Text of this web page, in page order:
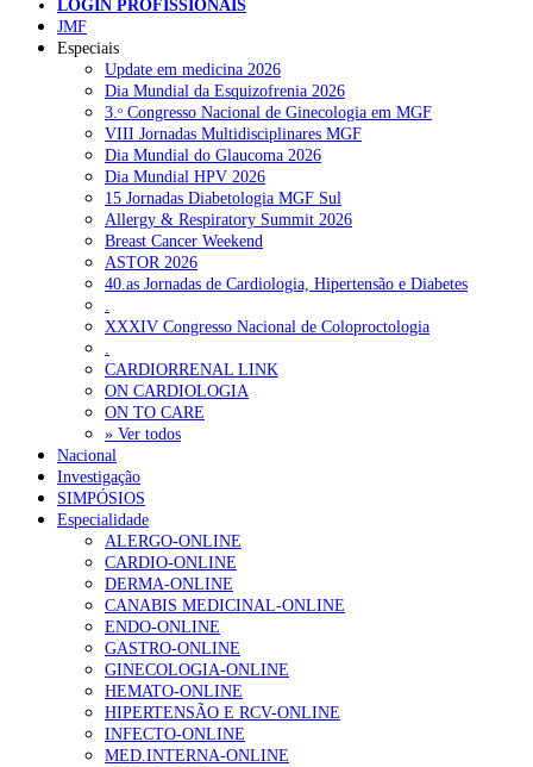
NOTÍCIAS RECENTES
Portugal está a formar os médicos de que precisa? 6 de Agosto,
Estudantes de Medicina representados na 79.ª World Health
Assembly 6 de Agosto, 2026
SCORA X-Change Portugal promove formação internacional
em saúde sexual e reprodutiva 6 de Agosto, 2026
ANEM reúne com coordenador do Pacto Estratégico para a
Saúde
Sindicato diz que nova carreira de médicos dentistas reforça
estabilidade no SNS
NOTÍCIAS MAIS LIDAS
Enfermagem Forense. “Da urgência ao tribunal, cada
gesto conta e cada profissional faz a diferença”
202 visualizações
Alguns milhares de utentes podem ficar sem médico de
família com nova regras do registo, alerta associação
175 visualizações
LOGIN PROFISSIONAIS
JMF
Especiais
Update em medicina 2026
Dia Mundial da Esquizofrenia 2026
3.ᵒ Congresso Nacional de Ginecologia em MGF
VIII Jornadas Multidisciplinares MGF
Dia Mundial do Glaucoma 2026
Dia Mundial HPV 2026
15 Jornadas Diabetologia MGF Sul
Allergy & Respiratory Summit 2026
Breast Cancer Weekend
ASTOR 2026
40.as Jornadas de Cardiologia, Hipertensão e Diabetes
.
XXXIV Congresso Nacional de Coloproctologia
.
CARDIORRENAL LINK
ON CARDIOLOGIA
ON TO CARE
» Ver todos
Nacional
Investigação
SIMPÓSIOS
Especialidade
ALERGO-ONLINE
CARDIO-ONLINE
DERMA-ONLINE
CANABIS MEDICINAL-ONLINE
ENDO-ONLINE
GASTRO-ONLINE
GINECOLOGIA-ONLINE
HEMATO-ONLINE
HIPERTENSÃO E RCV-ONLINE
INFECTO-ONLINE
MED.INTERNA-ONLINE